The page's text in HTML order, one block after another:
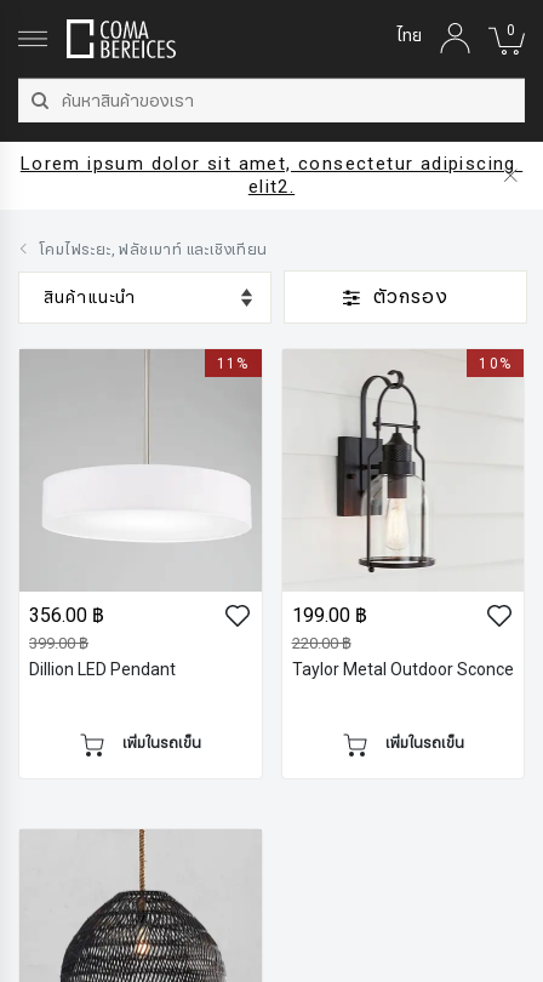
ไทย 0
Lorem ipsum dolor sit amet, consectetur adipiscing
elit2.
โคมไฟระยะ, ฟลัชเมาท์ และเชิงเทียน
ตัวกรอง
11%
356.00 ฿
399.00 ฿
Dillion LED Pendant
เพิ่มในรถเข็น
10%
199.00 ฿
220.00 ฿
Taylor Metal Outdoor Sconce
เพิ่มในรถเข็น